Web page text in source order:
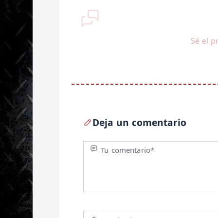
Sé el
Deja un comentario
Tu comentario*